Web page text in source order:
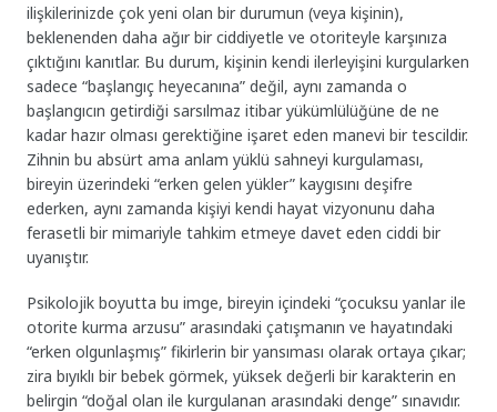
ilişkilerinizde çok yeni olan bir durumun (veya kişinin),
beklenenden daha ağır bir ciddiyetle ve otoriteyle karşınıza
çıktığını kanıtlar. Bu durum, kişinin kendi ilerleyişini kurgularken
sadece “başlangıç heyecanına” değil, aynı zamanda o
başlangıcın getirdiği sarsılmaz itibar yükümlülüğüne de ne
kadar hazır olması gerektiğine işaret eden manevi bir tescildir.
Zihnin bu absürt ama anlam yüklü sahneyi kurgulaması,
bireyin üzerindeki “erken gelen yükler” kaygısını deşifre
ederken, aynı zamanda kişiyi kendi hayat vizyonunu daha
ferasetli bir mimariyle tahkim etmeye davet eden ciddi bir
uyanıştır.
Psikolojik boyutta bu imge, bireyin içindeki “çocuksu yanlar ile
otorite kurma arzusu” arasındaki çatışmanın ve hayatındaki
“erken olgunlaşmış” fikirlerin bir yansıması olarak ortaya çıkar;
zira bıyıklı bir bebek görmek, yüksek değerli bir karakterin en
belirgin “doğal olan ile kurgulanan arasındaki denge” sınavıdır.